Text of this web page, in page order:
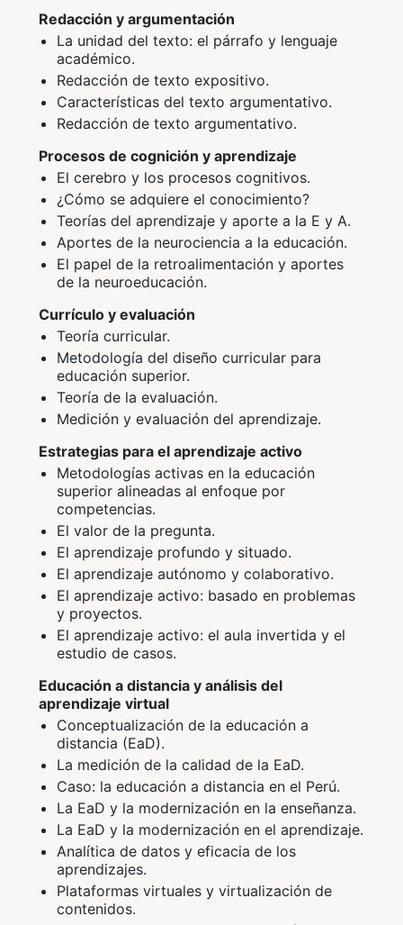
Redacción y argumentación
La unidad del texto: el párrafo y lenguaje
académico.
Redacción de texto expositivo.
Características del texto argumentativo.
Redacción de texto argumentativo.
Procesos de cognición y aprendizaje
El cerebro y los procesos cognitivos.
¿Cómo se adquiere el conocimiento?
Teorías del aprendizaje y aporte a la E y A.
Aportes de la neurociencia a la educación.
El papel de la retroalimentación y aportes
de la neuroeducación.
Currículo y evaluación
Teoría curricular.
Metodología del diseño curricular para
educación superior.
Teoría de la evaluación.
Medición y evaluación del aprendizaje.
Estrategias para el aprendizaje activo
Metodologías activas en la educación
superior alineadas al enfoque por
competencias.
El valor de la pregunta.
El aprendizaje profundo y situado.
El aprendizaje autónomo y colaborativo.
El aprendizaje activo: basado en problemas
y proyectos.
El aprendizaje activo: el aula invertida y el
estudio de casos.
Educación a distancia y análisis del
aprendizaje virtual
Conceptualización de la educación a
distancia (EaD).
La medición de la calidad de la EaD.
Caso: la educación a distancia en el Perú.
La EaD y la modernización en la enseñanza.
La EaD y la modernización en el aprendizaje.
Analítica de datos y eficacia de los
aprendizajes.
Plataformas virtuales y virtualización de
contenidos.